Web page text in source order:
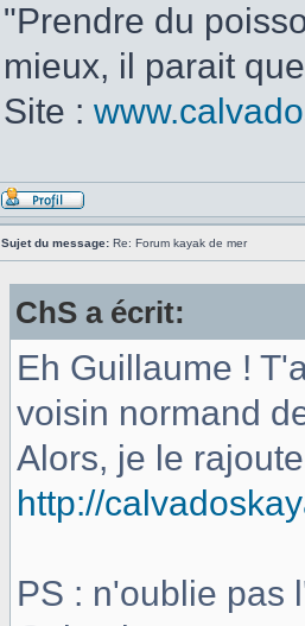
"Prendre du
mieux, il parait
Site :
Sujet du message: Re: Forum kayak de mer
ChS a écrit:
Eh Guillaume !
voisin normand
Alors, je le
http://
PS : n'oublie pas